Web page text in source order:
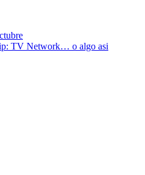
TV Network… o algo asi